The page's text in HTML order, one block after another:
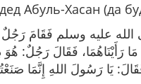
Абуль-Хасан (да
عليه وسلم ‌فَقَامَ
رَأَيْنَاهُمَا، فَقَالَ رَجُلٌ:
يَا رَسُولَ اللهِ إِنَّمَا